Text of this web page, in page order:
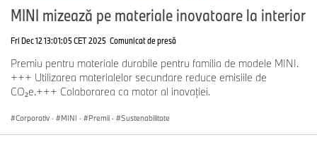
MINI mizează pe materiale inovatoare la interior
Fri Dec 12 13:01:05 CET 2025 Comunicat de presă
Premiu pentru materiale durabile pentru familia de modele MINI.
+++ Utilizarea materialelor secundare reduce emisiile de
CO₂e.+++ Colaborarea ca motor al inovaţiei.
Corporativ · MINI · Premii · Sustenabilitate